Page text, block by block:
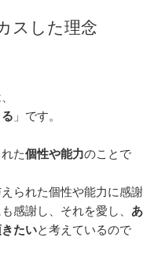
スした理念
」です。
た個性や能力のことで
られた個性や能力に感謝
感謝し、それを愛し、 あ
たいと考えているので